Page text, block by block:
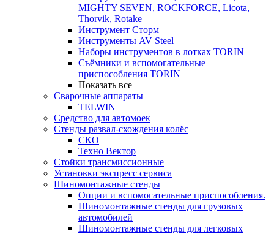
MIGHTY SEVEN, ROCKFORCE, Licota,
Thorvik, Rotake
Инструмент Сторм
Инструменты AV Steel
Наборы инструментов в лотках TORIN
Съёмники и вспомогательные
приспособления TORIN
Показать все
Сварочные аппараты
TELWIN
Средство для автомоек
Стенды развал-схождения колёс
СКО
Техно Вектор
Стойки трансмиссионные
Установки экспресс сервиса
Шиномонтажные стенды
Опции и вспомогательные приспособления.
Шиномонтажные стенды для грузовых
автомобилей
Шиномонтажные стенды для легковых